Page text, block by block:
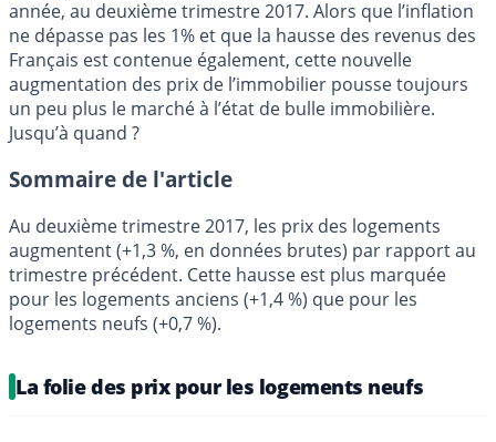
année, au deuxième trimestre 2017. Alors que l’inflation
ne dépasse pas les 1% et que la hausse des revenus des
Français est contenue également, cette nouvelle
augmentation des prix de l’immobilier pousse toujours
un peu plus le marché à l’état de bulle immobilière.
Jusqu’à quand ?
Sommaire de l'article
Au deuxième trimestre 2017, les prix des logements
augmentent (+1,3 %, en données brutes) par rapport au
trimestre précédent. Cette hausse est plus marquée
pour les logements anciens (+1,4 %) que pour les
logements neufs (+0,7 %).
La folie des prix pour les logements neufs